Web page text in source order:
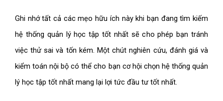
Ghi nhớ tất cả các mẹo hữu ích này khi bạn đang tìm kiếm
hệ thống quản lý học tập tốt nhất sẽ cho phép bạn tránh
việc thử sai và tốn kém. Một chút nghiên cứu, đánh giá và
kiểm toán nội bộ có thể cho bạn cơ hội chọn hệ thống quản
lý học tập tốt nhất mang lại lợi tức đầu tư tốt nhất.